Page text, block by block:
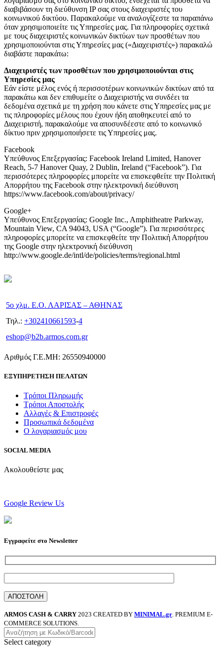
διαβιβάσουν τη διεύθυνση IP σας στους διαχειριστές του
κοινωνικού δικτύου. Παρακαλούμε να αναλογίζεστε τα παραπάνω
όταν χρησιμοποιείτε τις Υπηρεσίες μας. Για πληροφορίες σχετικά
με τους διαχειριστές κοινωνικών δικτύων των προσθέτων που
χρησιμοποιούνται στις Υπηρεσίες μας («Διαχειριστές») παρακαλώ
διαβάστε παρακάτω:
Διαχειριστές των προσθέτων που χρησιμοποιούνται στις
Υπηρεσίες μας
Εάν είστε μέλος ενός ή περισσοτέρων κοινωνικών δικτύων από τα
παρακάτω και δεν επιθυμείτε ο Διαχειριστής να συνδέει τα
δεδομένα σχετικά με τη χρήση που κάνετε στις Υπηρεσίες μας με
τις πληροφορίες μέλους που έχουν ήδη αποθηκευτεί από το
Διαχειριστή, παρακαλούμε να αποσυνδέεστε από το κοινωνικό
δίκτυο πριν χρησιμοποιήσετε τις Υπηρεσίες μας.
Facebook
Υπεύθυνος Επεξεργασίας: Facebook Ireland Limited, Hanover
Reach, 5-7 Hanover Quay, 2 Dublin, Ireland (“Facebook”). Για
περισσότερες πληροφορίες μπορείτε να επισκεφθείτε την Πολιτική
Απορρήτου της Facebook στην ηλεκτρονική διεύθυνση
https://www.facebook.com/about/privacy/
Google+
Υπεύθυνος Επεξεργασίας: Google Inc., Amphitheatre Parkway,
Mountain View, CA 94043, USA (“Google”). Για περισσότερες
πληροφορίες μπορείτε να επισκεφθείτε την Πολιτική Απορρήτου
της Google στην ηλεκτρονική διεύθυνση
http://www.google.de/intl/de/policies/terms/regional.html
5ο χλμ. Ε.Ο. ΛΑΡΙΣΑΣ – ΑΘΗΝΑΣ
Τηλ.: +302410661593-4
eshop@b2b.armos.com.gr
Αριθμός Γ.Ε.ΜΗ: 26550940000
ΕΞΥΠΗΡΕΤΗΣΗ ΠΕΛΑΤΩΝ
Τρόποι Πληρωμής
Τρόποι Αποστολής
Αλλαγές & Επιστροφές
Προσωπικά δεδομένα
Ο λογαριασμός μου
SOCIAL MEDIA
Ακολουθείστε μας
Google Review Us
Εγγραφείτε στο Newsletter
ARMOS CASH & CARRY 2023 CREATED BY MINIMAL.gr. PREMIUM E-
COMMERCE SOLUTIONS.
Select category